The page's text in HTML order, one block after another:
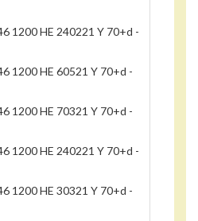
1200 HE 240221 Y 70+d -
1200 HE 60521 Y 70+d -
1200 HE 70321 Y 70+d -
1200 HE 240221 Y 70+d -
1200 HE 30321 Y 70+d -